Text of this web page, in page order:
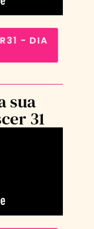
- DIA
sua
31